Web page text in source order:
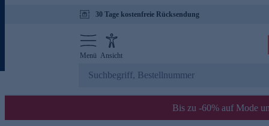
30 Tage kostenfreie Rücksendung
Menü Ansicht
Bis zu -60% auf Mode